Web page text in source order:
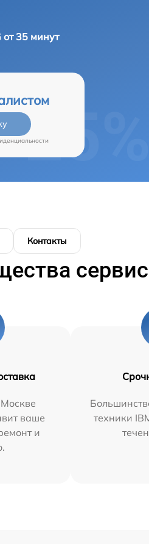
35 минут
Контакты
ваше
и
техники